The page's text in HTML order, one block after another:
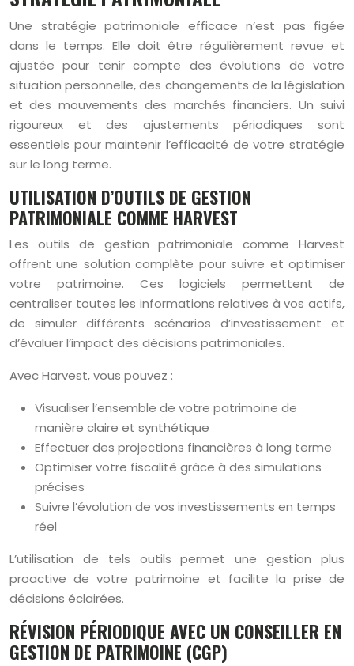
Une stratégie patrimoniale efficace n’est pas figée
dans le temps. Elle doit être régulièrement revue et
ajustée pour tenir compte des évolutions de votre
situation personnelle, des changements de la législation
et des mouvements des marchés financiers. Un suivi
rigoureux et des ajustements périodiques sont
essentiels pour maintenir l’efficacité de votre stratégie
sur le long terme.
UTILISATION D’OUTILS DE GESTION
PATRIMONIALE COMME HARVEST
Les outils de gestion patrimoniale comme Harvest
offrent une solution complète pour suivre et optimiser
votre patrimoine. Ces logiciels permettent de
centraliser toutes les informations relatives à vos actifs,
de simuler différents scénarios d’investissement et
d’évaluer l’impact des décisions patrimoniales.
Avec Harvest, vous pouvez :
Visualiser l’ensemble de votre patrimoine de
manière claire et synthétique
Effectuer des projections financières à long terme
Optimiser votre fiscalité grâce à des simulations
précises
Suivre l’évolution de vos investissements en temps
réel
L’utilisation de tels outils permet une gestion plus
proactive de votre patrimoine et facilite la prise de
décisions éclairées.
RÉVISION PÉRIODIQUE AVEC UN CONSEILLER EN
GESTION DE PATRIMOINE (CGP)